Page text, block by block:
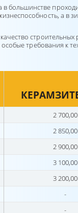
в большинстве
а в
строительных
требования к
2 700,00
2 850,00
2 900,00
3 100,00
3 200,00
-
-